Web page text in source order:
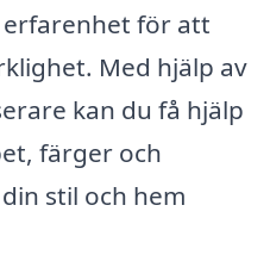
för att
Med hjälp av
kan du få hjälp
färger och
stil och hem